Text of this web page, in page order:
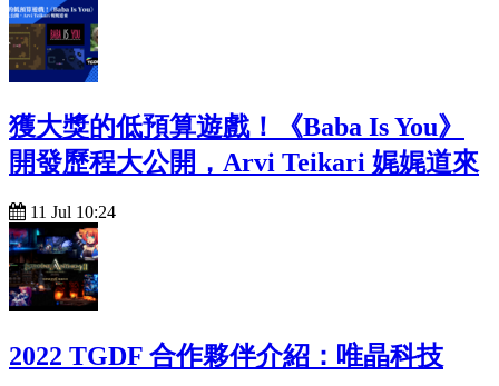
獲大獎的低預算遊戲！《Baba Is You》
開發歷程大公開，Arvi Teikari 娓娓道來
11 Jul 10:24
2022 TGDF 合作夥伴介紹：唯晶科技